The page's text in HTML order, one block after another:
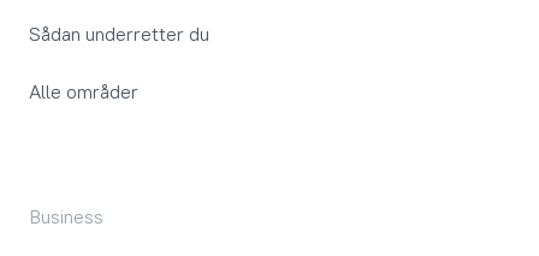
Sådan underretter du
Alle områder
Business